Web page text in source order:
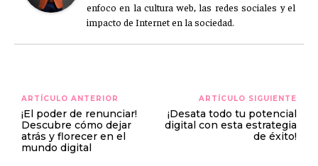
enfoco en la cultura web, las redes sociales y el
impacto de Internet en la sociedad.
ARTÍCULO ANTERIOR
¡El poder de renunciar!
Descubre cómo dejar
atrás y florecer en el
mundo digital
ARTÍCULO SIGUIENTE
¡Desata todo tu potencial
digital con esta estrategia
de éxito!